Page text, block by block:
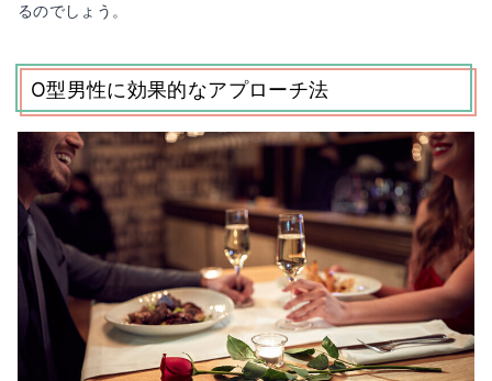
るのでしょう。
O型男性に効果的なアプローチ法